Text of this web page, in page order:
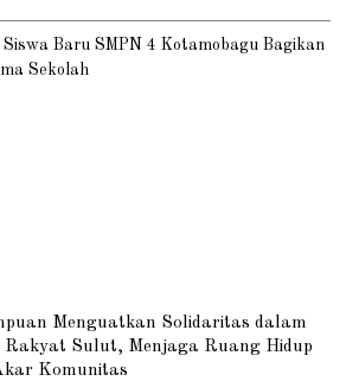
Siswa Baru SMPN 4 Kotamobagu Bagikan
Sekolah
Menguatkan Solidaritas dalam
Rakyat Sulut, Menjaga Ruang Hidup
Komunitas